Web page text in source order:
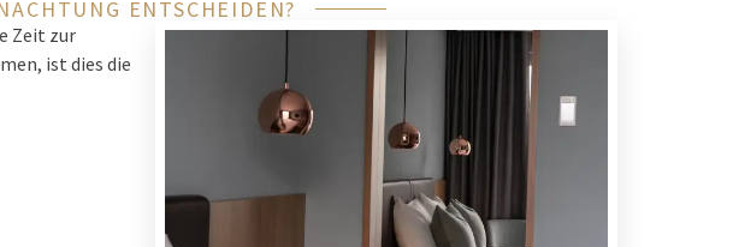
ENTSCHEIDEN?
Zeit zur
ist dies die